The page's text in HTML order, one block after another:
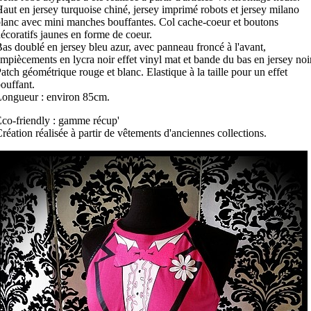
en jersey turquoise chiné, jersey imprimé robots et jersey milano
avec mini manches bouffantes. Col cache-coeur et boutons
jaunes en forme de coeur.
doublé en jersey bleu azur, avec panneau froncé à l'avant,
en lycra noir effet vinyl mat et bande du bas en jersey
géométrique rouge et blanc. Elastique à la taille pour un effet
: environ 85cm.
friendly : gamme récup'
réalisée à partir de vêtements d'anciennes collections.